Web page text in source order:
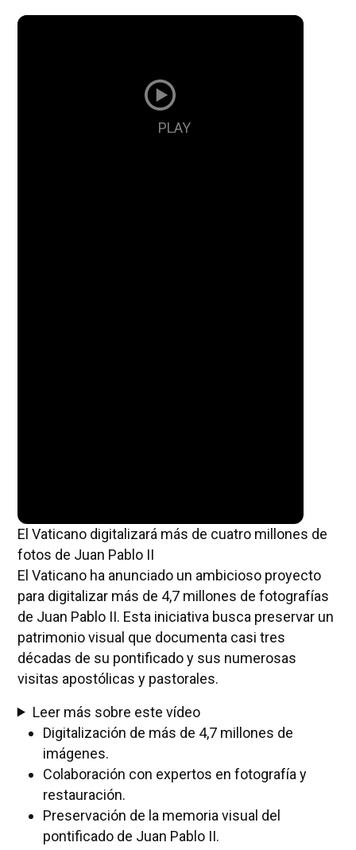
El Vaticano digitalizará más de cuatro millones de
fotos de Juan Pablo II
El Vaticano ha anunciado un ambicioso proyecto
para digitalizar más de 4,7 millones de fotografías
de Juan Pablo II. Esta iniciativa busca preservar un
patrimonio visual que documenta casi tres
décadas de su pontificado y sus numerosas
visitas apostólicas y pastorales.
Leer más sobre este vídeo
Digitalización de más de 4,7 millones de
imágenes.
Colaboración con expertos en fotografía y
restauración.
Preservación de la memoria visual del
pontificado de Juan Pablo II.